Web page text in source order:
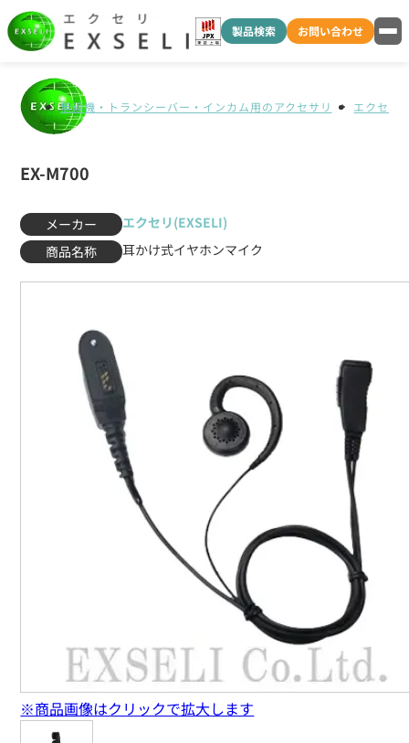
製品検索 お問い合わせ
無線機・トランシーバー・インカム用のアクセサリ エクセリ
EX-M700
メーカー
エクセリ(EXSELI)
商品名称
耳かけ式イヤホンマイク
※商品画像はクリックで拡大します